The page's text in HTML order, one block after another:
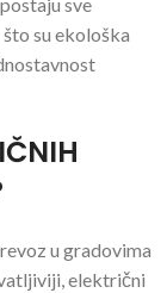
su ekološka
u gradovima
električni